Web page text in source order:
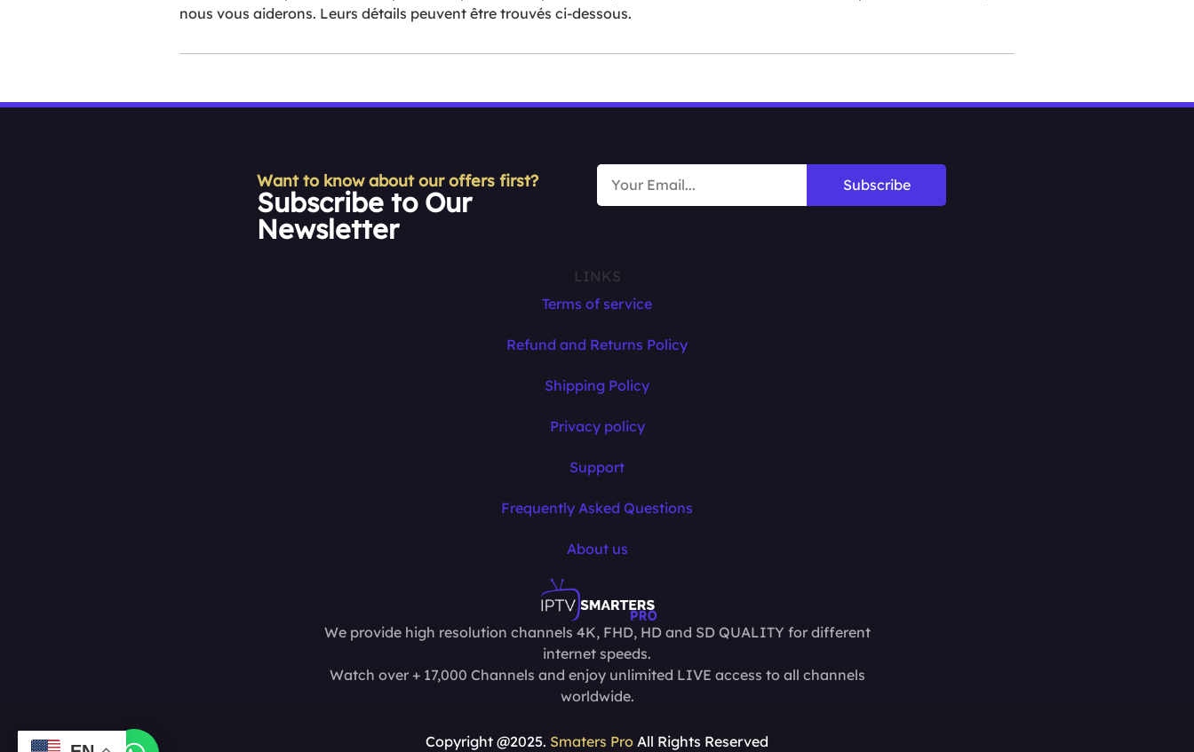
nous vous aiderons. Leurs détails peuvent être trouvés ci-dessous.
Want to know about our offers first?
Subscribe to Our
Newsletter
Subscribe
LINKS
Terms of service
Refund and Returns Policy
Shipping Policy
Privacy policy
Support
Frequently Asked Questions
About us
We provide high resolution channels 4K, FHD, HD and SD QUALITY for different
internet speeds.
Watch over + 17,000 Channels and enjoy unlimited LIVE access to all channels
worldwide.
Copyright @2025. Smaters Pro All Rights Reserved